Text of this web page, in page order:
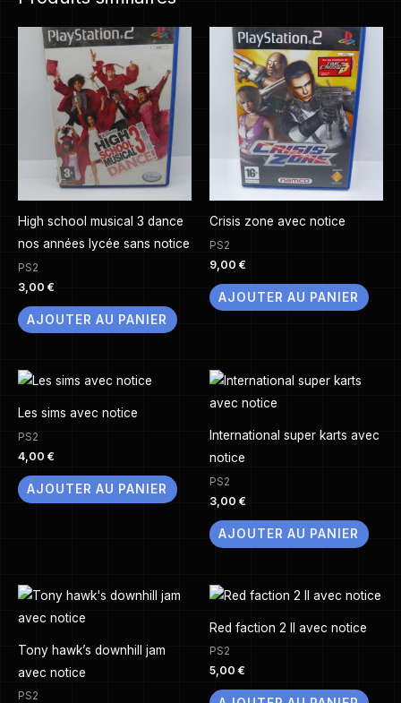
High school musical 3 dance
nos années lycée sans notice
PS2
3,00 €
AJOUTER AU PANIER
Crisis zone avec notice
PS2
9,00 €
AJOUTER AU PANIER
Les sims avec notice
PS2
4,00 €
AJOUTER AU PANIER
International super karts avec
notice
PS2
3,00 €
AJOUTER AU PANIER
Tony hawk’s downhill jam
avec notice
PS2
Red faction 2 II avec notice
PS2
5,00 €